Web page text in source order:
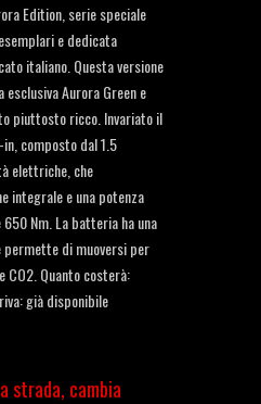
Edition, serie speciale
e dedicata
italiano. Questa versione
Aurora Green e
piuttosto ricco. Invariato il
composto dal 1.5
elettriche, che
integrale e una potenza
Nm. La batteria ha una
permette di muoversi per
CO2. Quanto costerà:
già disponibile
strada, cambia